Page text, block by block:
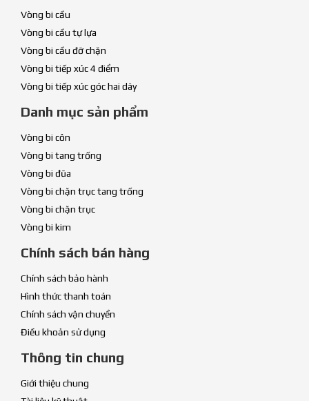
Vòng bi cầu
Vòng bi cầu tự lựa
Vòng bi cầu đỡ chặn
Vòng bi tiếp xúc 4 điểm
Vòng bi tiếp xúc góc hai dãy
Danh mục sản phẩm
Vòng bi côn
Vòng bi tang trống
Vòng bi đũa
Vòng bi chặn trục tang trống
Vòng bi chặn trục
Vòng bi kim
Chính sách bán hàng
Chính sách bảo hành
Hình thức thanh toán
Chính sách vận chuyển
Điều khoản sử dụng
Thông tin chung
Giới thiệu chung